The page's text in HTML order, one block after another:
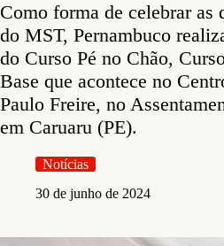
Como forma de celebrar as
do MST, Pernambuco
do Curso Pé no Chão,
Base que acontece no
Paulo Freire, no
em Caruaru (PE).
Notícias
30 de junho de 2024